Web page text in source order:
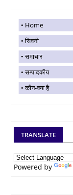
Home
सिवनी
समाचार
सम्पादकीय
कौन-क्या है
TRANSLATE
Powered by